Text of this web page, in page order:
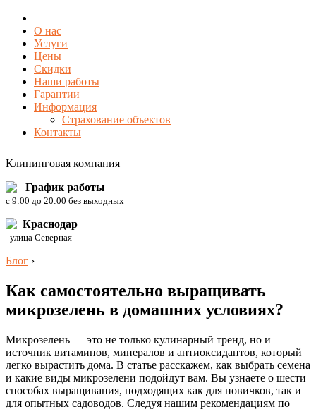
О нас
Услуги
Цены
Скидки
Наши работы
Гарантии
Информация
Страхование объектов
Контакты
Клининговая компания
График работы
c 9:00 до 20:00 без выходных
Краснодар
улица Северная
Блог ›
Как самостоятельно выращивать
микрозелень в домашних условиях?
Микрозелень — это не только кулинарный тренд, но и
источник витаминов, минералов и антиоксидантов, который
легко вырастить дома. В статье расскажем, как выбрать семена
и какие виды микрозелени подойдут вам. Вы узнаете о шести
способах выращивания, подходящих как для новичков, так и
для опытных садоводов. Следуя нашим рекомендациям по